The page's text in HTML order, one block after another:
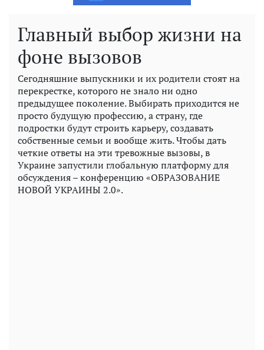
Главный выбор жизни на
фоне вызовов
Сегодняшние выпускники и их родители стоят на
перекрестке, которого не знало ни одно
предыдущее поколение. Выбирать приходится не
просто будущую профессию, а страну, где
подростки будут строить карьеру, создавать
собственные семьи и вообще жить. Чтобы дать
четкие ответы на эти тревожные вызовы, в
Украине запустили глобальную платформу для
обсуждения – конференцию «ОБРАЗОВАНИЕ
НОВОЙ УКРАИНЫ 2.0».